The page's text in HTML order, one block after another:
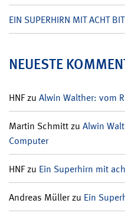
EIN SUPERHIRN MIT ACHT BIT
NEUESTE
HNFzu Alwin Walther: vom
Martin Schmittzu Alwin
Computer
HNFzu Ein Superhirn mit
Andreas Müllerzu Ein